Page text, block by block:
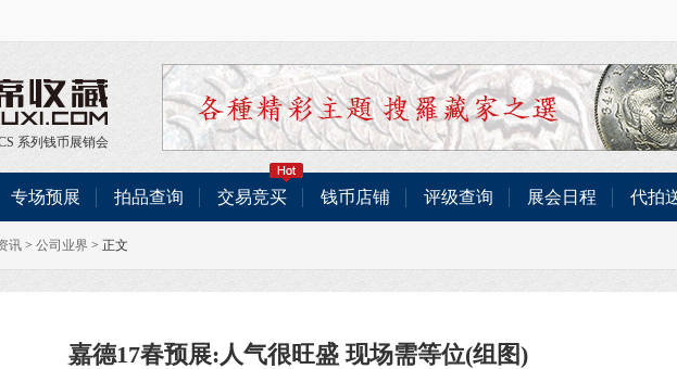
系列钱币展销会
专场预展 拍品查询 交易竞买 钱币店铺 评级查询 展会日程 代拍
讯 > 公司业界 > 正文
嘉德17春预展:人气很旺盛 现场需等位(组图)